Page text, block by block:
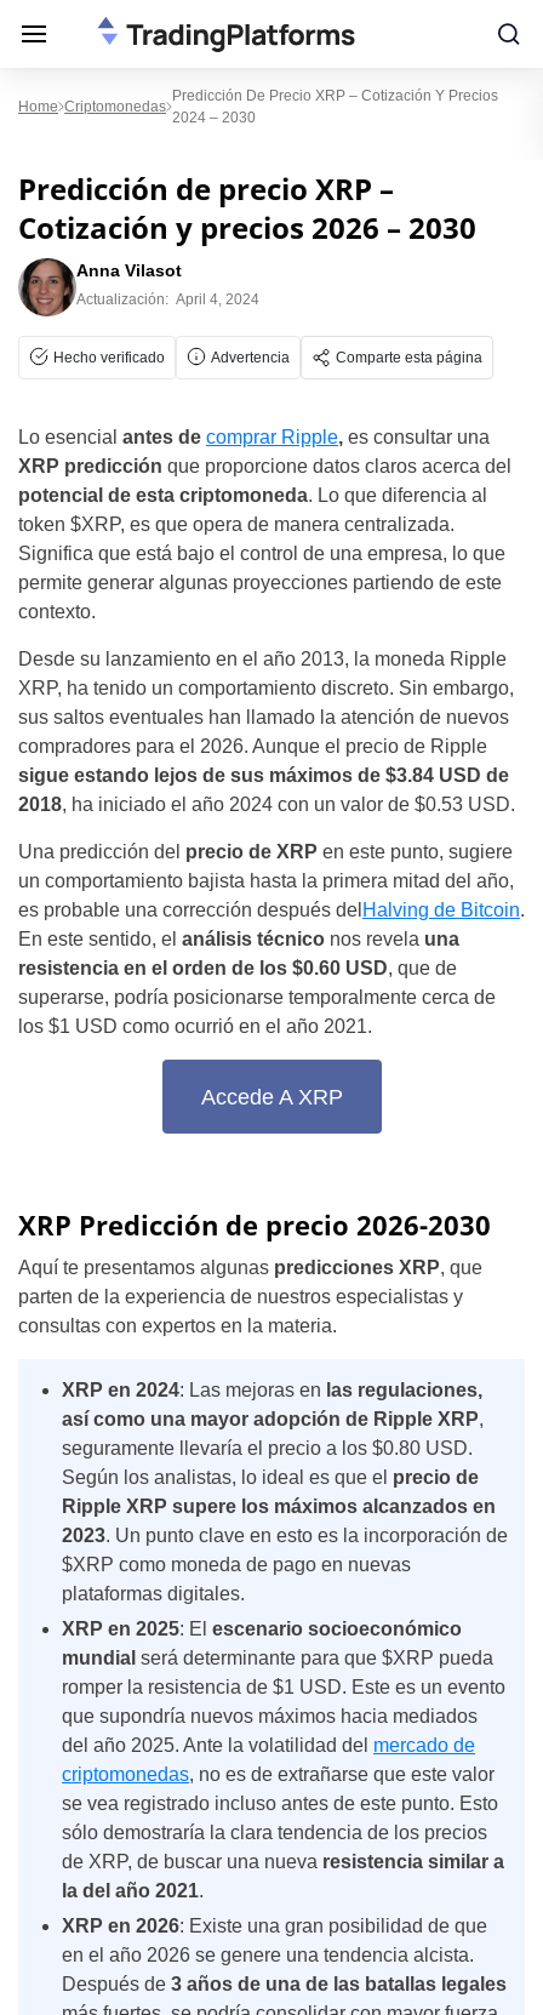
Home Criptomonedas
Predicción De Precio XRP – Cotización Y Precios
2024 – 2030
Predicción de precio XRP –
Cotización y precios 2026 – 2030
Anna Vilasot
Actualización: April 4, 2024
Hecho verificado Advertencia Comparte esta página
Lo esencial antes de comprar Ripple, es consultar una
XRP predicción que proporcione datos claros acerca del
potencial de esta criptomoneda. Lo que diferencia al
token $XRP, es que opera de manera centralizada.
Significa que está bajo el control de una empresa, lo que
permite generar algunas proyecciones partiendo de este
contexto.
Desde su lanzamiento en el año 2013, la moneda Ripple
XRP, ha tenido un comportamiento discreto. Sin embargo,
sus saltos eventuales han llamado la atención de nuevos
compradores para el 2026. Aunque el precio de Ripple
sigue estando lejos de sus máximos de $3.84 USD de
2018, ha iniciado el año 2024 con un valor de $0.53 USD.
Una predicción del precio de XRP en este punto, sugiere
un comportamiento bajista hasta la primera mitad del año,
es probable una corrección después del Halving de Bitcoin.
En este sentido, el análisis técnico nos revela una
resistencia en el orden de los $0.60 USD, que de
superarse, podría posicionarse temporalmente cerca de
los $1 USD como ocurrió en el año 2021.
Accede A XRP
XRP Predicción de precio 2026-2030
Aquí te presentamos algunas predicciones XRP, que
parten de la experiencia de nuestros especialistas y
consultas con expertos en la materia.
XRP en 2024: Las mejoras en las regulaciones,
así como una mayor adopción de Ripple XRP,
seguramente llevaría el precio a los $0.80 USD.
Según los analistas, lo ideal es que el precio de
Ripple XRP supere los máximos alcanzados en
2023. Un punto clave en esto es la incorporación de
$XRP como moneda de pago en nuevas
plataformas digitales.
XRP en 2025: El escenario socioeconómico
mundial será determinante para que $XRP pueda
romper la resistencia de $1 USD. Este es un evento
que supondría nuevos máximos hacia mediados
del año 2025. Ante la volatilidad del mercado de
criptomonedas, no es de extrañarse que este valor
se vea registrado incluso antes de este punto. Esto
sólo demostraría la clara tendencia de los precios
de XRP, de buscar una nueva resistencia similar a
la del año 2021.
XRP en 2026: Existe una gran posibilidad de que
en el año 2026 se genere una tendencia alcista.
Después de 3 años de una de las batallas legales